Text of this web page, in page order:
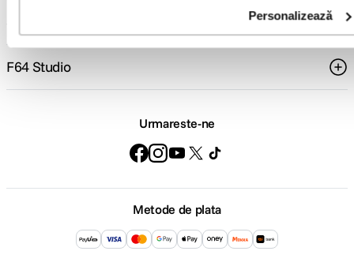
Personalizează
F64 Studio
Urmareste-ne
Metode de plata